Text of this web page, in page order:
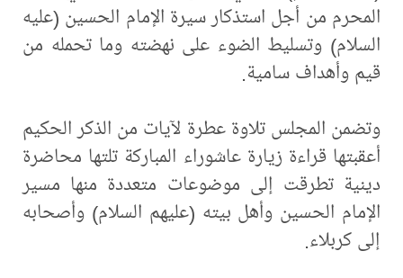
المحرم من أجل استذكار سيرة الإمام الحسين (عليه
السلام) وتسليط الضوء على نهضته وما تحمله من
قيم وأهداف سامية.
وتضمن المجلس تلاوة عطرة لآيات من الذكر الحكيم
أعقبتها قراءة زيارة عاشوراء المباركة تلتها محاضرة
دينية تطرقت إلى موضوعات متعددة منها مسير
الإمام الحسين وأهل بيته (عليهم السلام) وأصحابه
إلى كربلاء.